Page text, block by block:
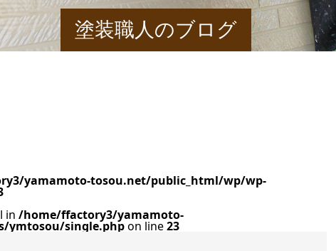
塗装職人のブログ
yamamoto-tosou.net/public_html/wp/wp-
in /home/ffactory3/yamamoto-
ymtosou/single.phpon line23